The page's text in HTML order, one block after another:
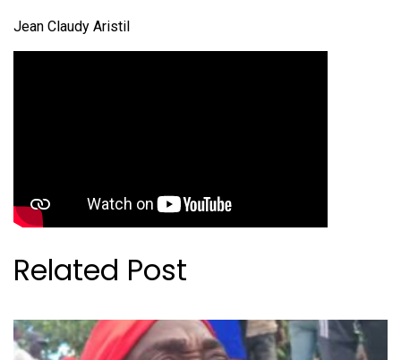
Jean Claudy Aristil
Related Post